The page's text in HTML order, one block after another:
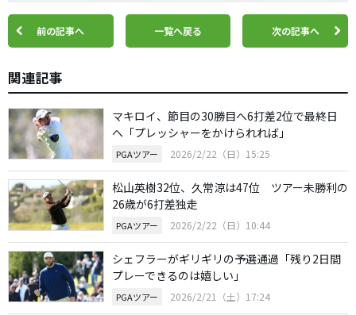
前の記事へ 一覧へ戻る 次の記事へ
関連記事
マキロイ、節目の30勝目へ6打差2位で最終日
へ「プレッシャーをかけられれば」
PGAツアー 2026/2/22（日）15:25
松山英樹32位、久常涼は47位 ツアー未勝利の
26歳が6打差独走
PGAツアー 2026/2/22（日）10:44
シェフラーがギリギリの予選通過「残り2日間
プレーできるのは嬉しい」
PGAツアー 2026/2/21（土）17:24